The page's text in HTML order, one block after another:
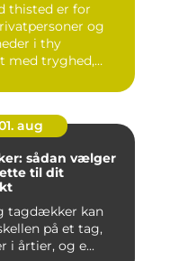
thisted er for
og
i thy
med tryghed,
aug
sådan vælger
til dit
tagdækker kan
på et tag,
i årtier, og e...